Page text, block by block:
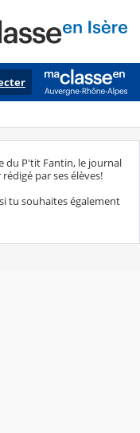
du P'tit Fantin, le journal
par ses élèves!
tu souhaites également